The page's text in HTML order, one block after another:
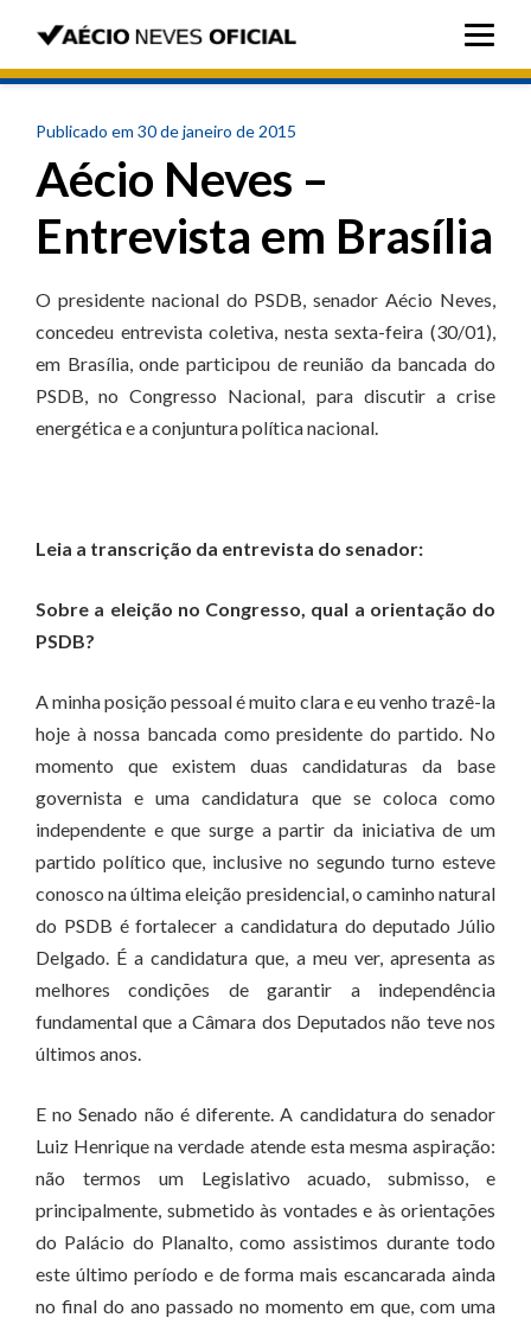
Publicado em 30 de janeiro de 2015
Aécio Neves –
Entrevista em Brasília
O presidente nacional do PSDB, senador Aécio Neves,
concedeu entrevista coletiva, nesta sexta-feira (30/01),
em Brasília, onde participou de reunião da bancada do
PSDB, no Congresso Nacional, para discutir a crise
energética e a conjuntura política nacional.
Leia a transcrição da entrevista do senador:
Sobre a eleição no Congresso, qual a orientação do
PSDB?
A minha posição pessoal é muito clara e eu venho trazê-la
hoje à nossa bancada como presidente do partido. No
momento que existem duas candidaturas da base
governista e uma candidatura que se coloca como
independente e que surge a partir da iniciativa de um
partido político que, inclusive no segundo turno esteve
conosco na última eleição presidencial, o caminho natural
do PSDB é fortalecer a candidatura do deputado Júlio
Delgado. É a candidatura que, a meu ver, apresenta as
melhores condições de garantir a independência
fundamental que a Câmara dos Deputados não teve nos
últimos anos.
E no Senado não é diferente. A candidatura do senador
Luiz Henrique na verdade atende esta mesma aspiração:
não termos um Legislativo acuado, submisso, e
principalmente, submetido às vontades e às orientações
do Palácio do Planalto, como assistimos durante todo
este último período e de forma mais escancarada ainda
no final do ano passado no momento em que, com uma